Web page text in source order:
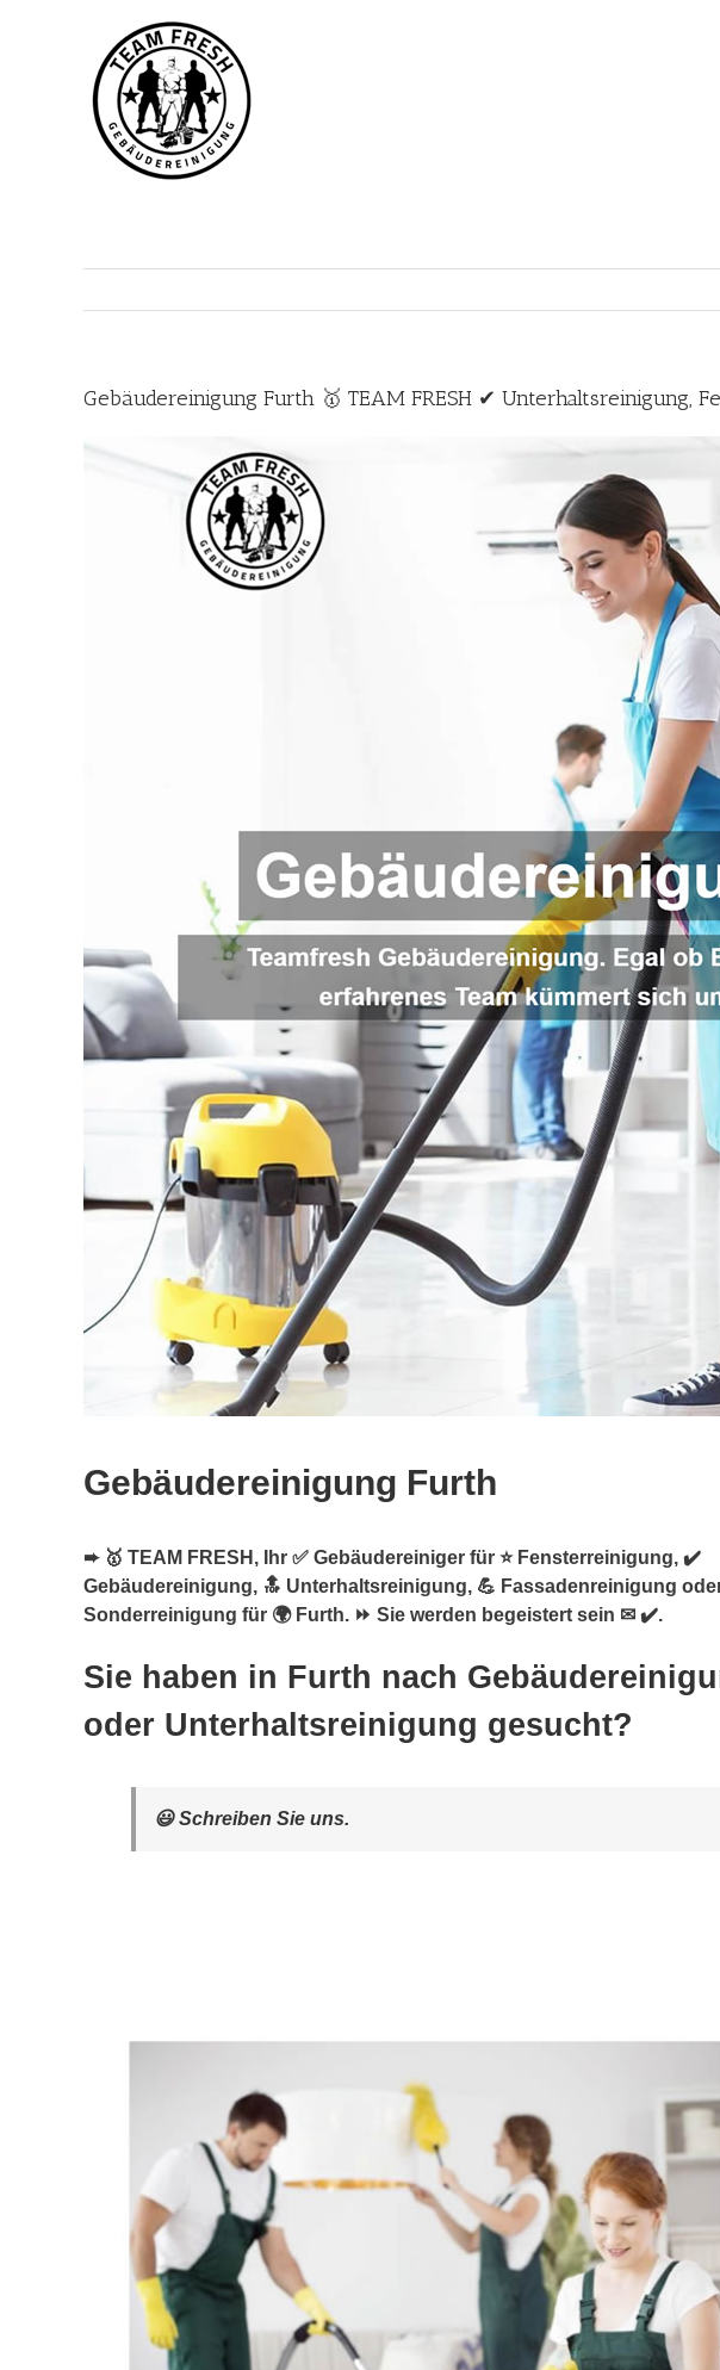
Gebäudereinigung Furth 🥇 TEAM FRESH ✔ Unterhaltsreinigung,
Gebäudereinigung Furth
➨ 🥇 TEAM FRESH, Ihr ✅ Gebäudereiniger für ⭐ Fensterreinigung, ✔️
Gebäudereinigung, 🔝 Unterhaltsreinigung, 💪 Fassadenreinigung
Sonderreinigung für 🌍 Furth. ⏩ Sie werden begeistert sein ✉ ✔️.
Sie haben in Furth nach
oder Unterhaltsreinigung gesucht?
😃 Schreiben Sie uns.